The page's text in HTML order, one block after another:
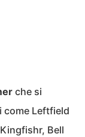
che si
come Leftfield
Bell